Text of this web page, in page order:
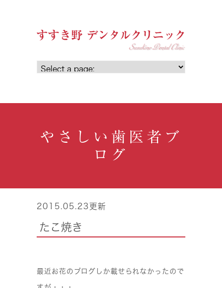
やさしい歯医者ブ
ログ
2015.05.23更新
たこ焼き
最近お花のブログしか載せられなかったので